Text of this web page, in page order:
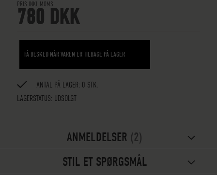
PRIS INKL.MOMS
780 DKK
FÅ BESKED NÅR VAREN ER TILBAGE PÅ LAGER
LAGERSTATUS: UDSOLGT
ANTAL PÅ LAGER: 0 STK.
ANMELDELSER 2
STIL ET SPØRGSMÅL